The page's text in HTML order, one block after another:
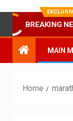
BREAKING
काँग्रेस शरदचंद्र पवार
MAIN
Home